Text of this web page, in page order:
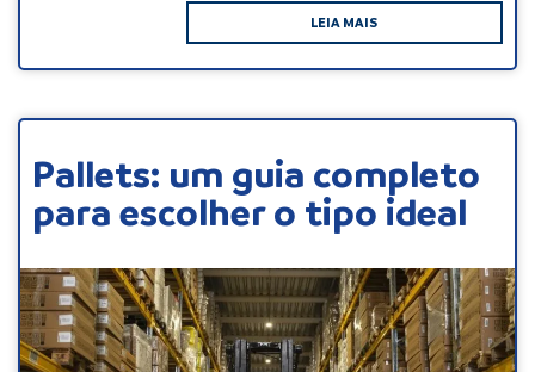
LEIA MAIS
Pallets: um guia completo
para escolher o tipo ideal